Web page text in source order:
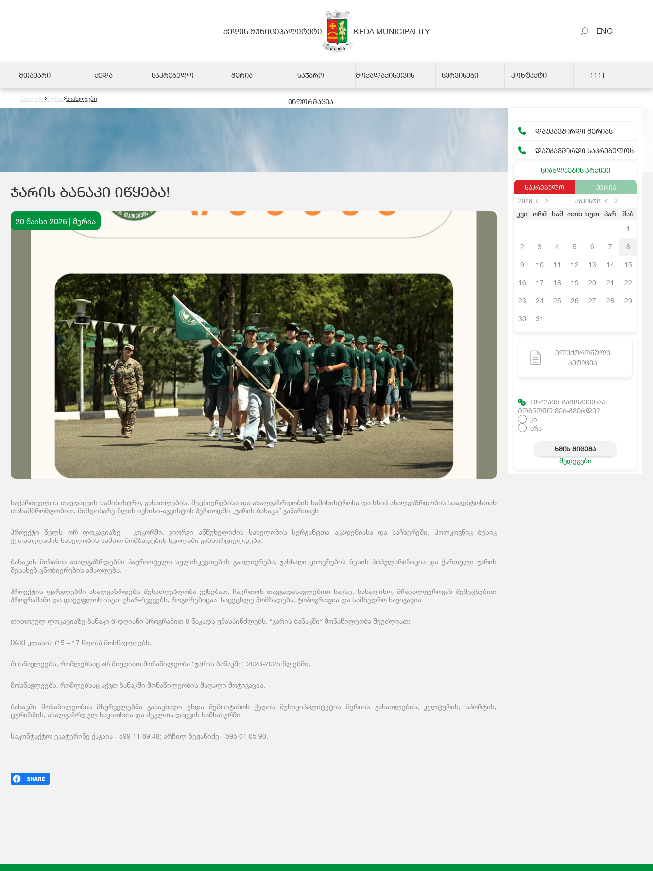
ᲥᲔᲓᲘᲡ ᲛᲣᲜᲘᲪᲘᲞᲐᲚᲘᲢᲔᲢᲘ KEDA MUNICIPALITY ENG
ᲛᲗᲐᲕᲐᲠᲘ ᲥᲔᲓᲐ ᲡᲐᲙᲠᲔᲑᲣᲚᲝ ᲛᲔᲠᲘᲐ ᲡᲐᲯᲐᲠᲝ
ᲘᲜᲤᲝᲠᲛᲐᲪᲘᲐ
ᲛᲝᲥᲐᲚᲐᲥᲘᲡᲗᲕᲘᲡ ᲡᲔᲠᲕᲘᲡᲔᲑᲘ ᲙᲝᲜᲢᲐᲥᲢᲘ 1111
მთავარი მერია სიახლეები
ᲯᲐᲠᲘᲡ ᲑᲐᲜᲐᲙᲘ ᲘᲬᲧᲔᲑᲐ!
20 მაისი 2026 | მერია
საქართველოს თავდაცვის სამინისტრო, განათლების, მეცნიერებისა და ახალგაზრდობის სამინისტროსა და სსიპ ახალგაზრდობის სააგენტოსთან
თანამშრომლობით, მიმდინარე წლის ივნისი-აგვისტოს პერიოდში „ჯარის ბანაკს“ გამართავს.
პროექტი წელს ორ ლოკაციაზე - კოჯორში, გიორგი ანწუხელიძის სახელობის სერჟანტთა აკადემიასა და საჩხერეში, პოლკოვნიკ ბესიკ
ქუთათელაძის სახელობის სამთო მომზადების სკოლაში განხორციელდება.
ბანაკის მიზანია ახალგაზრდებში პატრიოტული სულისკვეთების გაძლიერება, ჯანსაღი ცხოვრების წესის პოპულარიზაცია და ქართული ჯარის
შესახებ ცნობიერების ამაღლება.
პროექტის ფარგლებში ახალგაზრდებს შესაძლებლობა ექნებათ, ჩაერთონ თავგადასავლებით სავსე, სახალისო, მრავალფეროვან შემეცნებით
პროგრამაში და დაეუფლონ ისეთ უნარ-ჩვევებს, როგორებიცაა: საცეცხლე მომზადება, ტოპოგრაფია და სამხედრო ნავიგაცია.
თითოეულ ლოკაციაზე ბანაკი 6-დღიანი პროგრამით 8 ნაკადს უმასპინძლებს. “ჯარის ბანაკში” მონაწილეობა შეუძლიათ:
IX-XI კლასის (15 – 17 წლის) მოსწავლეებს;
მოსწავლეებს, რომლებსაც არ მიუღიათ მონაწილეობა “ჯარის ბანაკში” 2023-2025 წლებში;
მოსწავლეებს, რომლებსაც აქვთ ბანაკში მონაწილეობის მაღალი მოტივაცია.
ბანაკში მონაწილეობის მსურველებმა განაცხადი უნდა შემოიტანონ ქედის მუნიციპალიტეტის მერიის განათლების, კულტურის, სპორტის,
ტურიზმის, ახალგაზრდულ საკითხთა და ძეგლთა დაცვის სამსახურში.
საკონტაქტო: ეკატერინე ქაჯაია - 599 11 69 48; არჩილ ბეჟანიძე - 595 01 05 90.
ᲓᲐᲣᲙᲐᲕᲨᲘᲠᲓᲘ ᲛᲔᲠᲘᲐᲡ
ᲓᲐᲣᲙᲐᲕᲨᲘᲠᲓᲘ ᲡᲐᲙᲠᲔᲑᲣᲚᲝᲡ
ᲡᲘᲐᲮᲚᲔᲔᲑᲘᲡ ᲐᲠᲥᲘᲕᲘ
ᲡᲐᲙᲠᲔᲑᲣᲚᲝ ᲛᲔᲠᲘᲐ
2026 აგვისტო
კვი ორშ სამ ოთხ ხუთ პარ
შაბ
1
2 3 4 5 6 7 8
9 10 11 12 13 14 15
16 17 18 19 20 21 22
23 24 25 26 27 28 29
30 31
ᲔᲚᲔᲥᲢᲠᲝᲜᲣᲚᲘ
ᲞᲔᲢᲘᲪᲘᲐ
ᲝᲜᲚᲐᲘᲜ ᲒᲐᲛᲝᲙᲘᲗᲮᲕᲐ
ᲛᲝᲒᲬᲝᲜᲗ ᲕᲔᲑ-ᲒᲕᲔᲠᲓᲘ?
კი
არა
ᲮᲛᲘᲡ ᲛᲘᲪᲔᲛᲐ
შედეგები